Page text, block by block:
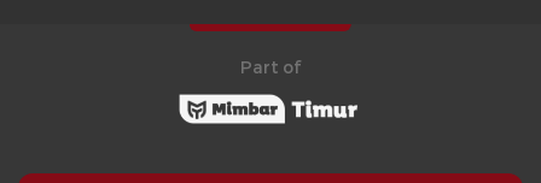
Part of